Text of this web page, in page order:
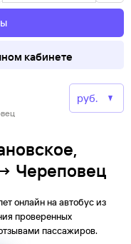
кабинете
Череповец
онлайн на автобус из
проверенных
пассажиров.